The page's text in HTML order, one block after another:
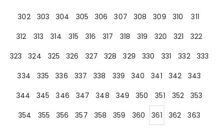
302
303 304 305 306 307 308 309 310
311
312
313 314 315 316 317 318 319 320 321
322
323
324 325 326 327 328 329 330 331 332
333
334
335 336 337 338 339 340 341 342
343
344
345 346 347 348 349 350 351 352
353
354
355 356 357 358 359 360 361 362
363